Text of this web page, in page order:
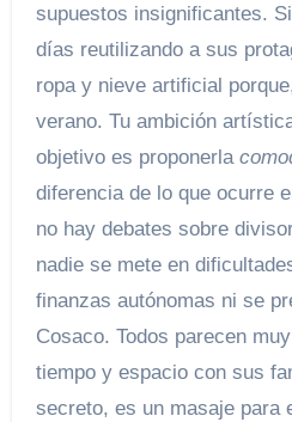
supuestos insignificantes.
días reutilizando a sus
ropa y nieve artificial
verano. Tu ambición
objetivo es proponerla
diferencia de lo que ocurre
no hay debates sobre
nadie se mete en
finanzas autónomas ni se
Cosaco. Todos parecen
tiempo y espacio con sus
secreto, es un masaje para